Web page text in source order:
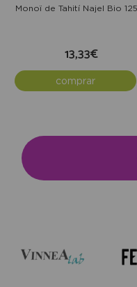
Monoï de Tahití Najel Bio
13,33€
comprar